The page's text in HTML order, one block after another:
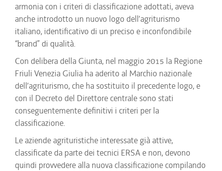
armonia con i criteri di classificazione adottati, aveva
anche introdotto un nuovo logo dell’agriturismo
italiano, identificativo di un preciso e inconfondibile
“brand” di qualità.
Con delibera della Giunta, nel maggio 2015 la Regione
Friuli Venezia Giulia ha aderito al Marchio nazionale
dell’agriturismo, che ha sostituito il precedente logo, e
con il Decreto del Direttore centrale sono stati
conseguentemente definitivi i criteri per la
classificazione.
Le aziende agrituristiche interessate già attive,
classificate da parte dei tecnici ERSA e non, devono
quindi provvedere alla nuova classificazione compilando